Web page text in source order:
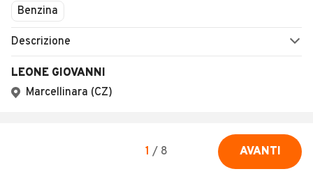
Benzina
Descrizione
LEONE GIOVANNI
Marcellinara (CZ)
1 / 8 AVANTI